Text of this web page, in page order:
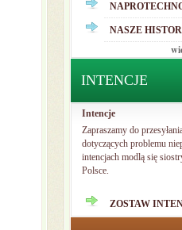
NASZE
INTENCJE
Intencje
Zapraszamy do
dotyczących problemu
intencjach modlą się
Polsce.
ZOSTAW